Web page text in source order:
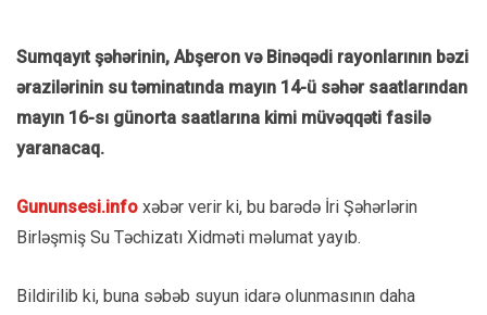
Sumqayıt şəhərinin, Abşeron və Binəqədi rayonlarının bəzi
ərazilərinin su təminatında mayın 14-ü səhər saatlarından
mayın 16-sı günorta saatlarına kimi müvəqqəti fasilə
yaranacaq.
Gununsesi.info xəbər verir ki, bu barədə İri Şəhərlərin
Birləşmiş Su Təchizatı Xidməti məlumat yayıb.
Bildirilib ki, buna səbəb suyun idarə olunmasının daha